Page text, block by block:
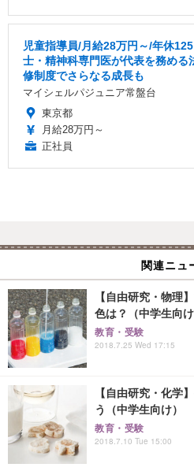
児童指導員/月給28万円～/年休
士・精神科専門医が代表を務める
修制度でさらなる成長も
マイシェルパジュニア常盤台
東京都
月給28万円～
正社員
関連ニュ
【自由研究・物理
色は？（中学生向け
教育・受験
2018.7.25 Wed 17:15
【自由研究・化学
う（中学生向け）
教育・受験
2018.7.10 Tue 15:00